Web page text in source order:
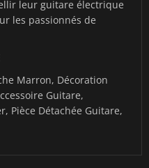
leur guitare électrique
les passionnés de
Marron, Décoration
Guitare,
Pièce Détachée Guitare,